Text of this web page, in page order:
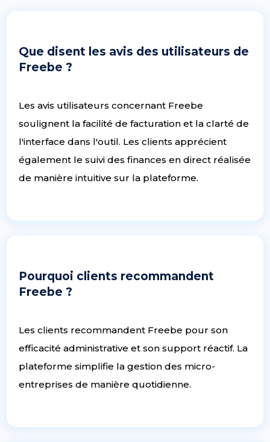
Que disent les avis des utilisateurs de
Freebe ?
Les avis utilisateurs concernant Freebe
soulignent la facilité de facturation et la clarté de
l'interface dans l'outil. Les clients apprécient
également le suivi des finances en direct réalisée
de manière intuitive sur la plateforme.
Pourquoi clients recommandent
Freebe ?
Les clients recommandent Freebe pour son
efficacité administrative et son support réactif. La
plateforme simplifie la gestion des micro-
entreprises de manière quotidienne.